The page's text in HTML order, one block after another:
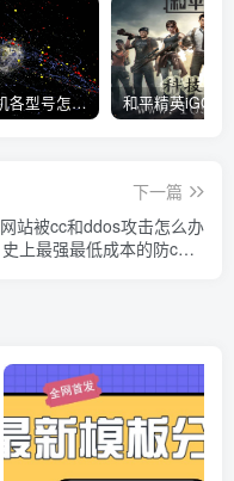
从苹果手机各型号怎么越狱到怎么开科技完整教程
下一篇
网站被cc和ddos攻击怎么办
史上最强最低成本的防c防d